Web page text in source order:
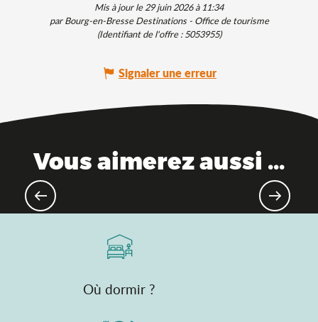
Mis à jour le 29 juin 2026 à 11:34
par Bourg-en-Bresse Destinations - Office de tourisme
(Identifiant de l'offre :5053955)
Signaler une erreur
Vous aimerez aussi ...
Où dormir ?